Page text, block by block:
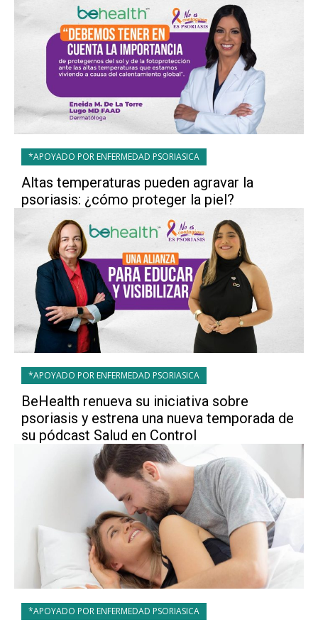
*APOYADO POR ENFERMEDAD PSORIASICA
Altas temperaturas pueden agravar la
psoriasis: ¿cómo proteger la piel?
*APOYADO POR ENFERMEDAD PSORIASICA
BeHealth renueva su iniciativa sobre
psoriasis y estrena una nueva temporada de
su pódcast Salud en Control
*APOYADO POR ENFERMEDAD PSORIASICA